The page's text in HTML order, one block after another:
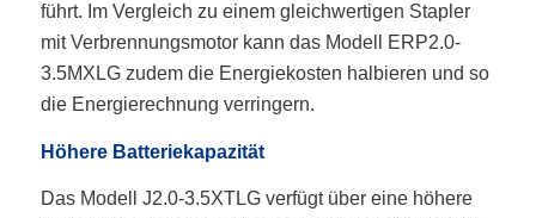
führt. Im Vergleich zu einem gleichwertigen Stapler
mit Verbrennungsmotor kann das Modell ERP2.0-
3.5MXLG zudem die Energiekosten halbieren und so
die Energierechnung verringern.
Höhere Batteriekapazität
Das Modell J2.0-3.5XTLG verfügt über eine höhere